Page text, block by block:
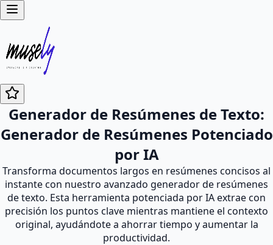
Generador de Resúmenes de Texto:
Generador de Resúmenes Potenciado
por IA
Transforma documentos largos en resúmenes concisos al
instante con nuestro avanzado generador de resúmenes
de texto. Esta herramienta potenciada por IA extrae con
precisión los puntos clave mientras mantiene el contexto
original, ayudándote a ahorrar tiempo y aumentar la
productividad.